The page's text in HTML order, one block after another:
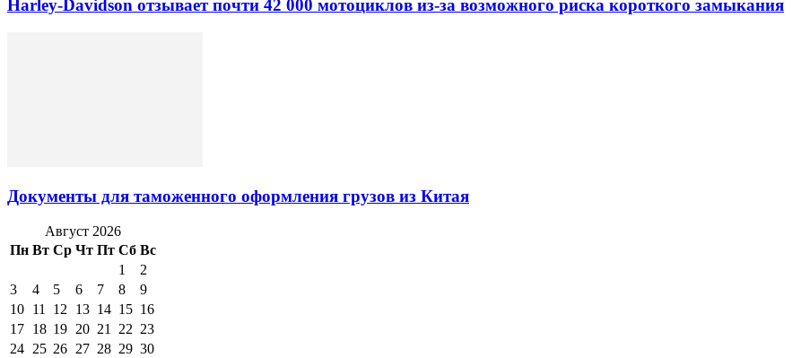
Harley-Davidson отзывает почти 42 000 мотоциклов из-за возможного риска короткого замыкания
Документы для таможенного оформления грузов из Китая
Август 2026
Пн Вт Ср Чт Пт Сб Вс
1
2
3
4 5 6 7 8
9
10 11 12 13 14 15 16
17 18 19 20 21 22 23
24 25 26 27 28 29 30